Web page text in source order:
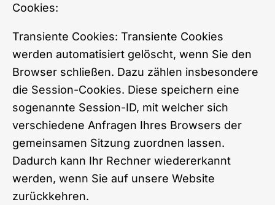
Cookies:
Transiente Cookies: Transiente Cookies
werden automatisiert gelöscht, wenn Sie den
Browser schließen. Dazu zählen insbesondere
die Session-Cookies. Diese speichern eine
sogenannte Session-ID, mit welcher sich
verschiedene Anfragen Ihres Browsers der
gemeinsamen Sitzung zuordnen lassen.
Dadurch kann Ihr Rechner wiedererkannt
werden, wenn Sie auf unsere Website
zurückkehren.